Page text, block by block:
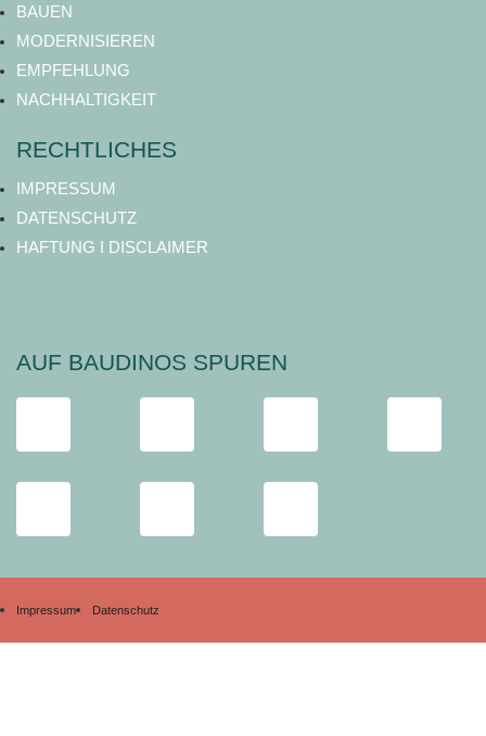
BAUEN
MODERNISIEREN
EMPFEHLUNG
NACHHALTIGKEIT
RECHTLICHES
IMPRESSUM
DATENSCHUTZ
HAFTUNG I DISCLAIMER
AUF BAUDINOS SPUREN
Impressum Datenschutz